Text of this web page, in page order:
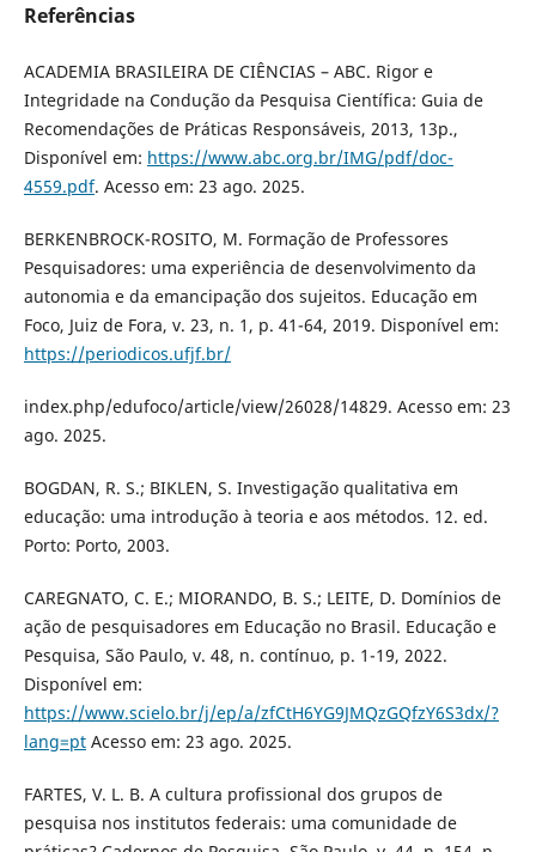
Referências
ACADEMIA BRASILEIRA DE CIÊNCIAS – ABC. Rigor e
Integridade na Condução da Pesquisa Científica: Guia de
Recomendações de Práticas Responsáveis, 2013, 13p.,
Disponível em: https://www.abc.org.br/IMG/pdf/doc-
4559.pdf. Acesso em: 23 ago. 2025.
BERKENBROCK-ROSITO, M. Formação de Professores
Pesquisadores: uma experiência de desenvolvimento da
autonomia e da emancipação dos sujeitos. Educação em
Foco, Juiz de Fora, v. 23, n. 1, p. 41-64, 2019. Disponível em:
https://periodicos.ufjf.br/
index.php/edufoco/article/view/26028/14829. Acesso em: 23
ago. 2025.
BOGDAN, R. S.; BIKLEN, S. Investigação qualitativa em
educação: uma introdução à teoria e aos métodos. 12. ed.
Porto: Porto, 2003.
CAREGNATO, C. E.; MIORANDO, B. S.; LEITE, D. Domínios de
ação de pesquisadores em Educação no Brasil. Educação e
Pesquisa, São Paulo, v. 48, n. contínuo, p. 1-19, 2022.
Disponível em:
https://www.scielo.br/j/ep/a/zfCtH6YG9JMQzGQfzY6S3dx/?
lang=ptAcesso em: 23 ago. 2025.
FARTES, V. L. B. A cultura profissional dos grupos de
pesquisa nos institutos federais: uma comunidade de